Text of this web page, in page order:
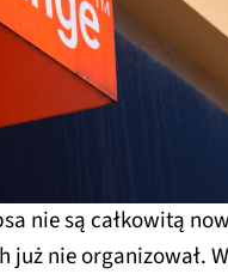
nie są całkowitą
nie organizował.